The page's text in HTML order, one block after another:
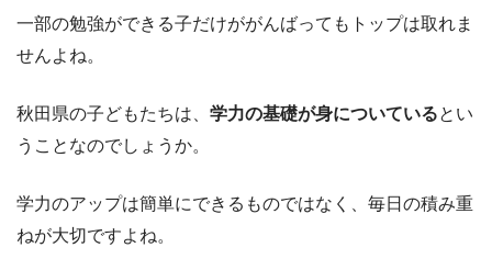
一部の勉強ができる子だけががんばってもトップは取れま
せんよね。
秋田県の子どもたちは、 学力の基礎が身についているとい
うことなのでしょうか。
学力のアップは簡単にできるものではなく、毎日の積み重
ねが大切ですよね。